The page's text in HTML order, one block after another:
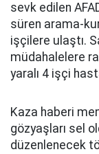
sevk edilen
süren arama-
işçilere ulaştı.
müdahalelere
yaralı 4 işçi
Kaza haberi
gözyaşları sel
düzenlenecek